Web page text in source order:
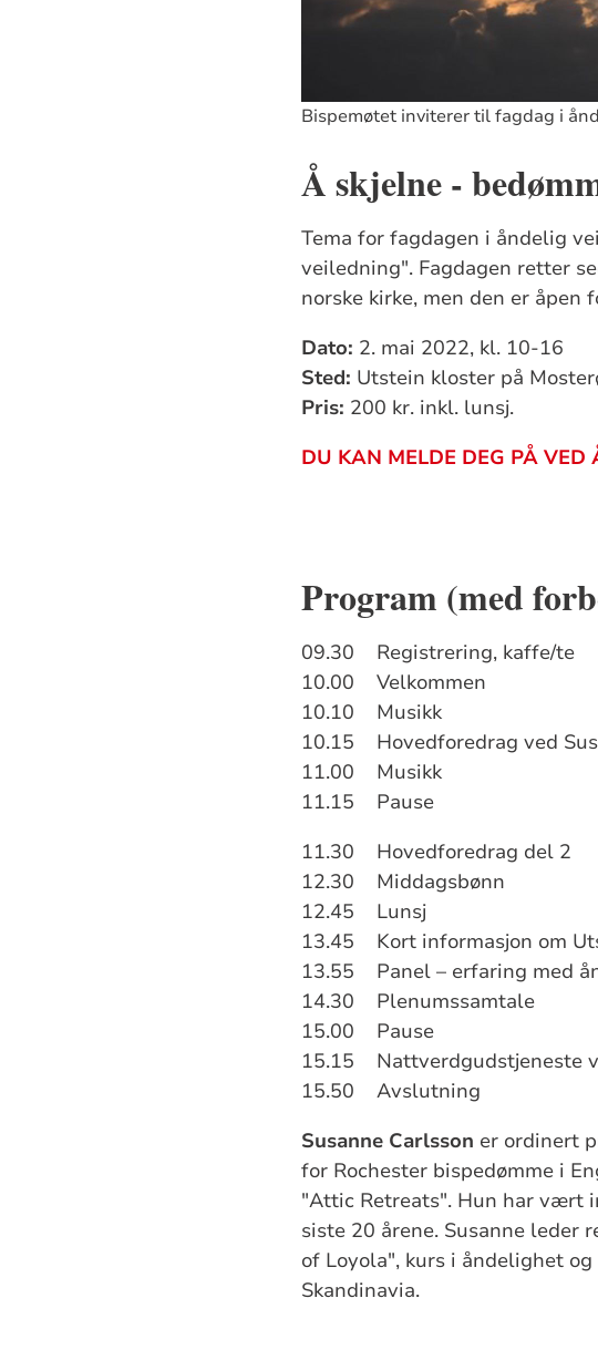
Bispemøtet inviterer til fagdag i
Å skjelne -
Tema for fagdagen i åndelig
veiledning". Fagdagen retter
norske kirke, men den er åpen
Dato: 2. mai 2022, kl. 10-16
Sted: Utstein kloster på
Pris: 200 kr. inkl. lunsj.
DU KAN MELDE DEG PÅ VED
Program (med
09.30 Registrering, kaffe/te
10.00 Velkommen
10.10 Musikk
10.15 Hovedforedrag ved
11.00 Musikk
11.15 Pause
11.30 Hovedforedrag del 2
12.30 Middagsbønn
12.45 Lunsj
13.45 Kort informasjon om
13.55 Panel – erfaring med
14.30 Plenumssamtale
15.00 Pause
15.15 Nattverdgudstjeneste
15.50 Avslutning
Susanne Carlsson er ordinert
for Rochester bispedømme i
"Attic Retreats". Hun har vært
siste 20 årene. Susanne leder
of Loyola", kurs i åndelighet
Skandinavia.